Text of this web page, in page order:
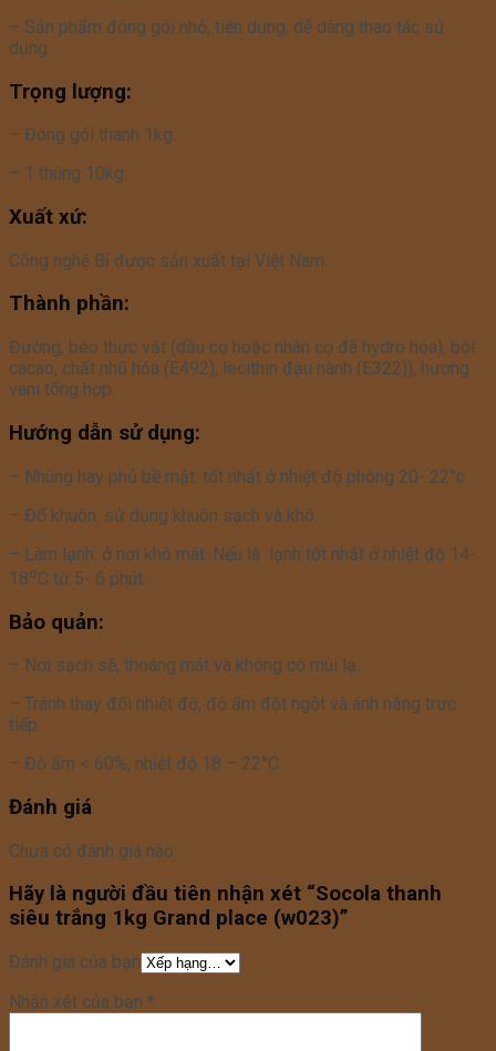
– Sản phẩm đóng gói nhỏ, tiện dụng, dễ dàng thao tác sử
dụng.
Trọng lượng:
– Đóng gói thanh 1kg.
– 1 thùng 10kg.
Xuất xứ:
Công nghệ Bỉ được sản xuất tại Việt Nam.
Thành phần:
Đường, béo thực vật (dầu cọ hoặc nhân cọ đã hydro hóa), bột
cacao, chất nhũ hóa (E492), lecithin đậu nành (E322)), hương
vani tổng hợp.
Hướng dẫn sử dụng:
– Nhúng hay phủ bề mặt: tốt nhất ở nhiệt độ phòng 20- 22°c.
– Đổ khuôn: sử dụng khuôn sạch và khô.
– Làm lạnh: ở nơi khô mát. Nếu là lạnh tốt nhất ở nhiệt độ 14-
18oC từ 5- 6 phút.
Bảo quản:
– Nơi sạch sẽ, thoáng mát và không có mùi lạ.
– Tránh thay đổi nhiệt độ, độ ẩm đột ngột và ánh nắng trực
tiếp.
– Độ ẩm < 60%, nhiệt độ 18 – 22°C.
Đánh giá
Chưa có đánh giá nào.
Hãy là người đầu tiên nhận xét “Socola thanh
siêu trắng 1kg Grand place (w023)”
Đánh giá của bạn
Nhận xét của bạn *